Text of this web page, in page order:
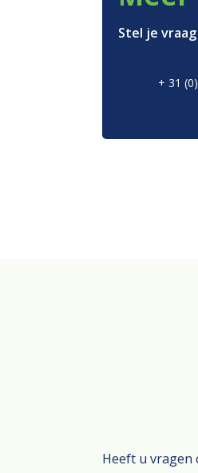
Stel je
+ 31
Heeft u vragen